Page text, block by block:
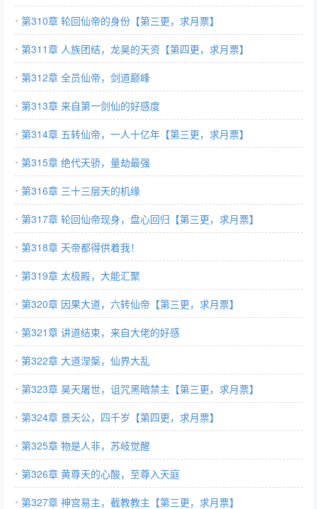
第310章 轮回仙帝的身份【第三更，求月票】
第311章 人族团结，龙昊的天资【第四更，求月票】
第312章 全员仙帝，剑道巅峰
第313章 来自第一剑仙的好感度
第314章 五转仙帝，一人十亿年【第三更，求月票】
第315章 绝代天骄，量劫最强
第316章 三十三层天的机缘
第317章 轮回仙帝现身，盘心回归【第三更，求月票】
第318章 天帝都得供着我！
第319章 太极殿，大能汇聚
第320章 因果大道，六转仙帝【第三更，求月票】
第321章 讲道结束，来自大佬的好感
第322章 大道涅槃，仙界大乱
第323章 昊天屠世，诅咒黑暗禁主【第三更，求月票】
第324章 景天公，四千岁【第四更，求月票】
第325章 物是人非，苏岐觉醒
第326章 黄尊天的心酸，至尊入天庭
第327章 神宫易主，截教教主【第三更，求月票】